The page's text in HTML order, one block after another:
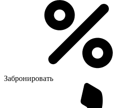
Забронировать